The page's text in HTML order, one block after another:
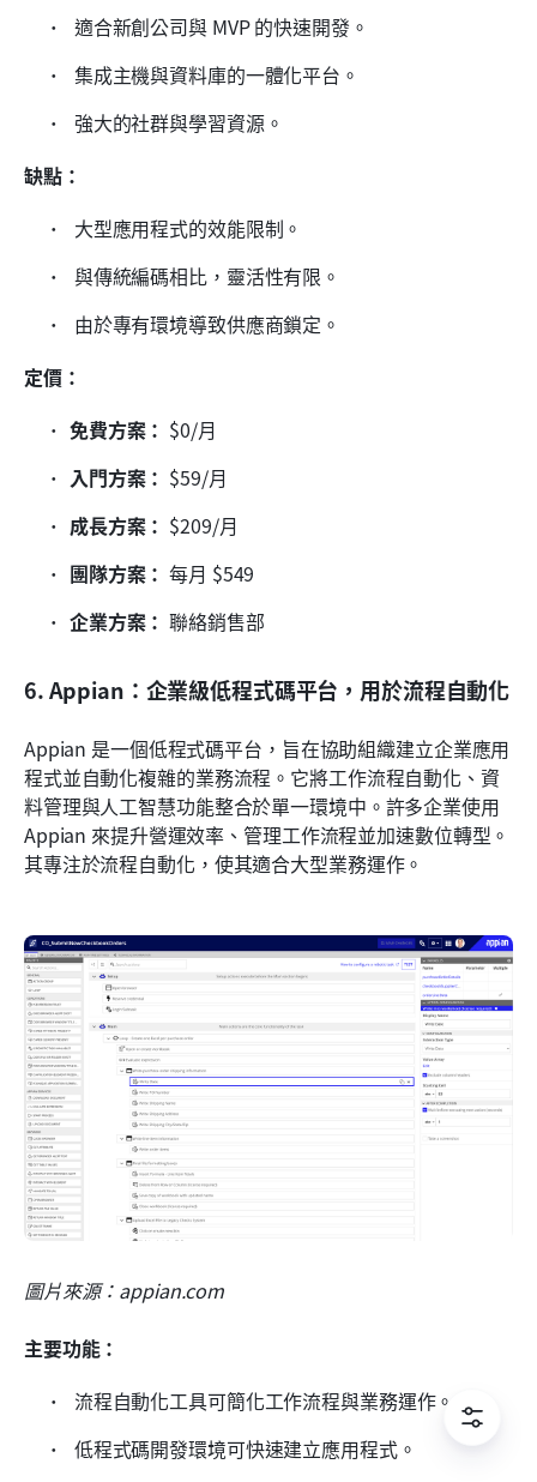
適合新創公司與 MVP 的快速開發。
集成主機與資料庫的一體化平台。
強大的社群與學習資源。
缺點：
大型應用程式的效能限制。
與傳統編碼相比，靈活性有限。
由於專有環境導致供應商鎖定。
定價：
免費方案： $0/月
入門方案： $59/月
成長方案： $209/月
團隊方案： 每月 $549
企業方案： 聯絡銷售部
6. Appian：企業級低程式碼平台，用於流程自動化
Appian 是一個低程式碼平台，旨在協助組織建立企業應用
程式並自動化複雜的業務流程。它將工作流程自動化、資
料管理與人工智慧功能整合於單一環境中。許多企業使用
Appian 來提升營運效率、管理工作流程並加速數位轉型。
其專注於流程自動化，使其適合大型業務運作。
圖片來源：appian.com
主要功能：
流程自動化工具可簡化工作流程與業務運作。
低程式碼開發環境可快速建立應用程式。